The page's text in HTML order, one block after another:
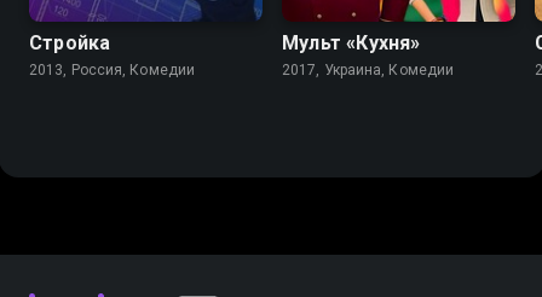
Стройка
2013, Россия, Комедии
Мульт «Кухня»
2017, Украина, Комедии